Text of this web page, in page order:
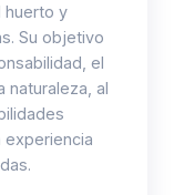
huerto y
Su objetivo
el
naturaleza, al
experiencia